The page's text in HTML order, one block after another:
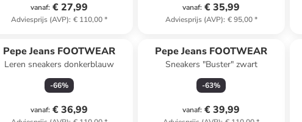
vanaf: € 27,99
Adviesprijs (AVP): € 110,00*
vanaf: € 35,99
Adviesprijs (AVP): € 95,00*
Pepe Jeans FOOTWEAR
Leren sneakers donkerblauw
-66%
vanaf: € 36,99
Pepe Jeans FOOTWEAR
Sneakers "Buster" zwart
-63%
vanaf: € 39,99